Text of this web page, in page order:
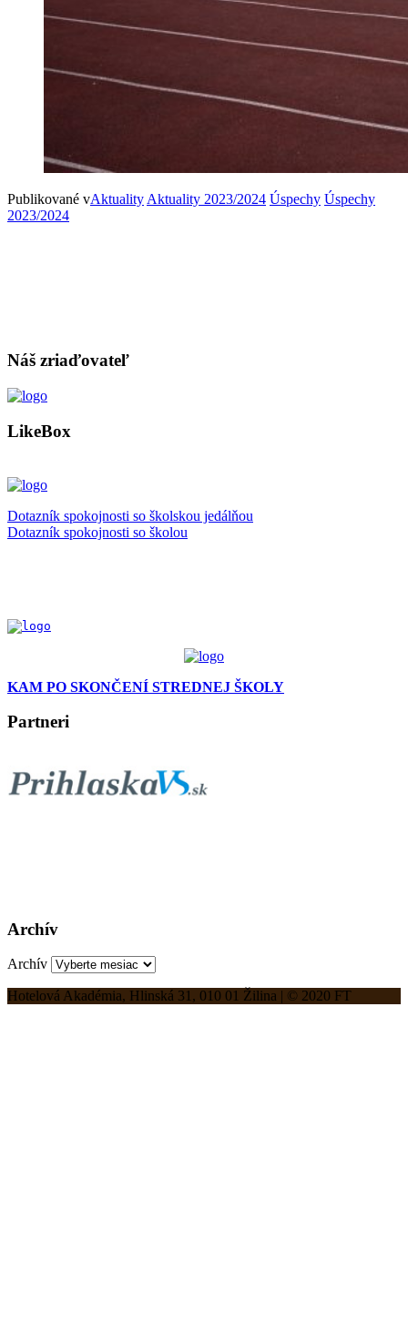
Publikované vAktuality Aktuality 2023/2024 Úspechy Úspechy
2023/2024
Náš zriaďovateľ
LikeBox
Dotazník spokojnosti so školskou jedálňou
Dotazník spokojnosti so školou
KAM PO SKONČENÍ STREDNEJ ŠKOLY
Partneri
Archív
Archív
Hotelová Akadémia, Hlinská 31, 010 01 Žilina | © 2020 FT